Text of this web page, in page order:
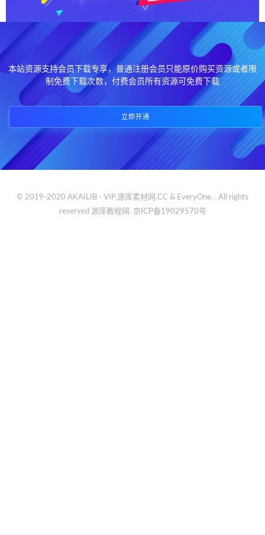
本站资源支持会员下载专享，普通注册会员只能原价购买资源或者限
制免费下载次数，付费会员所有资源可免费下载
立即开通
© 2019-2020 AKAILIB - VIP.源库素材网.CC & EveryOne. . All rights
reserved 源库教程网. 京ICP备19029570号